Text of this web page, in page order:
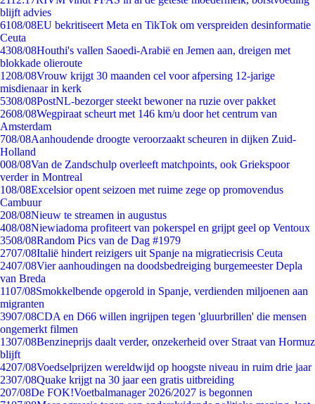
blijft advies
6108/08EU bekritiseert Meta en TikTok om verspreiden desinformatie
Ceuta
4308/08Houthi's vallen Saoedi-Arabië en Jemen aan, dreigen met
blokkade olieroute
1208/08Vrouw krijgt 30 maanden cel voor afpersing 12-jarige
misdienaar in kerk
5308/08PostNL-bezorger steekt bewoner na ruzie over pakket
2608/08Wegpiraat scheurt met 146 km/u door het centrum van
Amsterdam
708/08Aanhoudende droogte veroorzaakt scheuren in dijken Zuid-
Holland
008/08Van de Zandschulp overleeft matchpoints, ook Griekspoor
verder in Montreal
108/08Excelsior opent seizoen met ruime zege op promovendus
Cambuur
208/08Nieuw te streamen in augustus
408/08Niewiadoma profiteert van pokerspel en grijpt geel op Ventoux
3508/08Random Pics van de Dag #1979
2707/08Italië hindert reizigers uit Spanje na migratiecrisis Ceuta
2407/08Vier aanhoudingen na doodsbedreiging burgemeester Depla
van Breda
1107/08Smokkelbende opgerold in Spanje, verdienden miljoenen aan
migranten
3907/08CDA en D66 willen ingrijpen tegen 'gluurbrillen' die mensen
ongemerkt filmen
1307/08Benzineprijs daalt verder, onzekerheid over Straat van Hormuz
blijft
4207/08Voedselprijzen wereldwijd op hoogste niveau in ruim drie jaar
2307/08Quake krijgt na 30 jaar een gratis uitbreiding
207/08De FOK!Voetbalmanager 2026/2027 is begonnen